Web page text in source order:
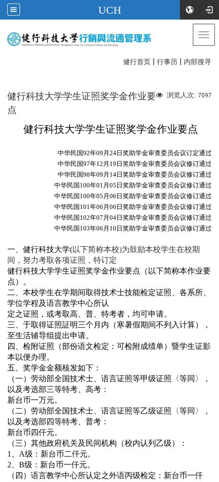
UCH
健行首页 | 行事历 | 内部搜寻
浏览人次: 7097
健行科技大学学生证照奖学金作业要
点
健行科技大学学生证照奖学金作业要点
中华民国92年09 月24日奖助学金审查委员会议订定通过
中华民国97年12 月 19 日奖助学金审查委员会议修订通过
中华民国98年09 月 14日奖助学金审查委员会议修订通过
中华民国100年01 月05 日奖助学金审查委员会议修订通过
中华民国100年05 月06 日奖助学金审查委员会议修订通过
中华民国101 年06 月06 日奖助学金审查委员会议修订通过
中华民国102年07 月04日奖助学金审查委员会议修订通过
中华民国103年06 月 10 日奖助学金审查委员会议修订通过
一、健行科技大学(以下简称本校)为鼓励本校学生在校期
间，努力考取各项证照，特订定
健行科技大学学生证照奖学金作业要点 （以下简称本作业要
点）。
二、本校学生在学期间取得技术士技能检定证照、各系所、
学位学程及语言教学中心所认
定之证照，或考取高、普、特考者，均可申请。
三、于取得证照証明三个月内（寒暑假期间不列入计算），
至生活辅导组提出申请。
四、检附证照（部份语文检定：可检附成绩单）暨学生证影
本以便办理。
五、奖学金金额核发如下：
（一）劳动部全国技术士、语言证照等甲级证照〈等同〉
，
以及考选部三等特考、高考：
新台币一万元。
（二）劳动部全国技术士、语言证照等乙级证照〈等同〉
，
以及考选部四等特考、普考：
新台币四仟元。
（三）其他政府机关及民间机构（校内认列乙级）：
1
A级：新台币二仟元。
2
B级：新台币一仟元。
（四） 语言教学中心所认定之外语丙级检定：新台币一仟